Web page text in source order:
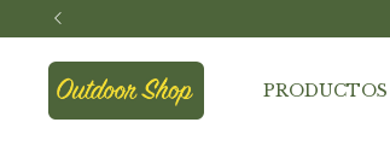
PRODUCTOS